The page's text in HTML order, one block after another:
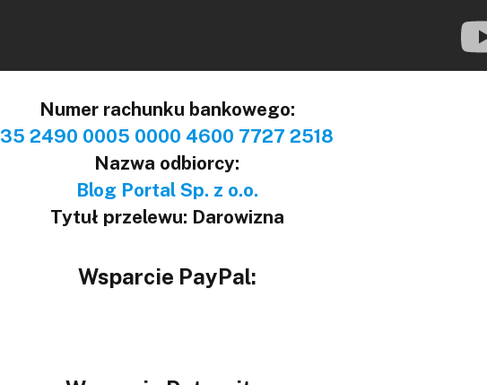
Numer rachunku bankowego:
35 2490 0005 0000 4600 7727 2518
Nazwa odbiorcy:
Blog Portal Sp. z o.o.
Tytuł przelewu: Darowizna
Wsparcie PayPal: